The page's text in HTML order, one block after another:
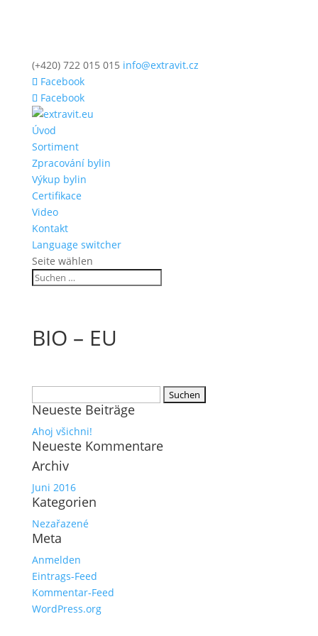
(+420) 722 015 015 info@extravit.cz
Facebook
Facebook
Úvod
Sortiment
Zpracování bylin
Výkup bylin
Certifikace
Video
Kontakt
Language switcher
Seite wählen
BIO – EU
nach:
Neueste Beiträge
Ahoj všichni!
Neueste Kommentare
Archiv
Juni 2016
Kategorien
Nezařazené
Meta
Anmelden
Eintrags-Feed
Kommentar-Feed
WordPress.org